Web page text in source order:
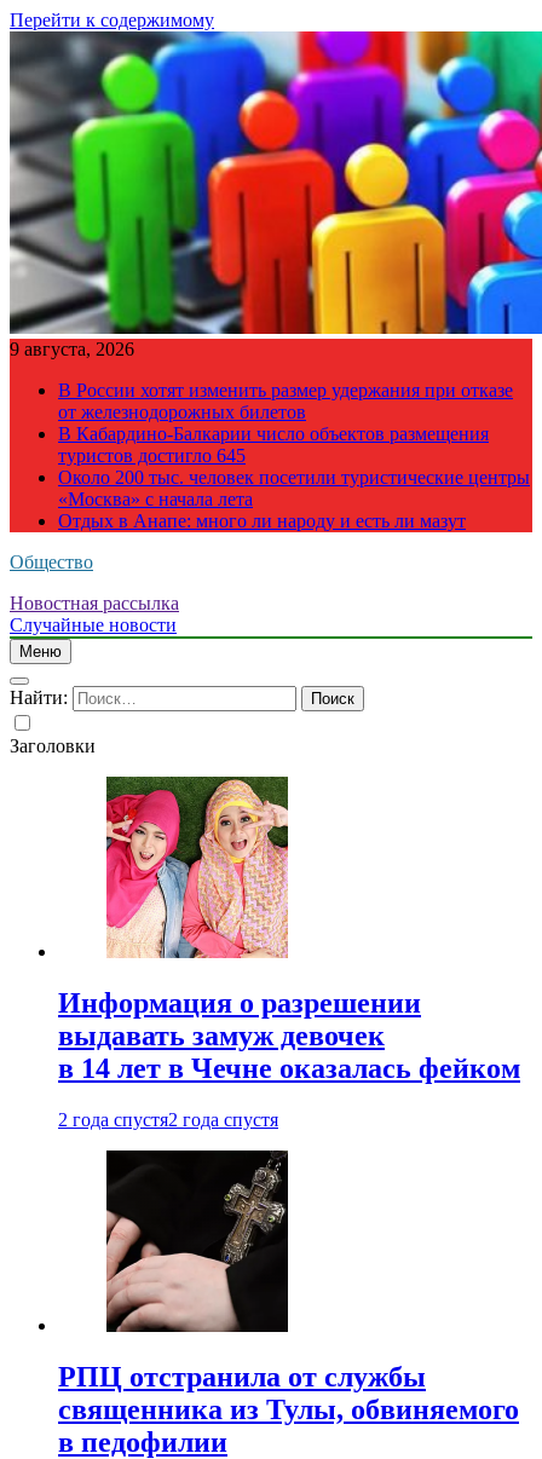
Перейти к содержимому
9 августа, 2026
В России хотят изменить размер удержания при отказе
от железнодорожных билетов
В Кабардино-Балкарии число объектов размещения
туристов достигло 645
Около 200 тыс. человек посетили туристические центры
«Москва» с начала лета
Отдых в Анапе: много ли народу и есть ли мазут
Общество
Новостная рассылка
Случайные новости
Меню
Найти:
Заголовки
Информация о разрешении
выдавать замуж девочек
в 14 лет в Чечне оказалась фейком
2 года спустя2 года спустя
РПЦ отстранила от службы
священника из Тулы, обвиняемого
в педофилии